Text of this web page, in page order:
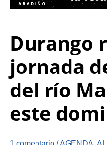
Durango
jornada
del río
este
1 comentario /AGENDA,